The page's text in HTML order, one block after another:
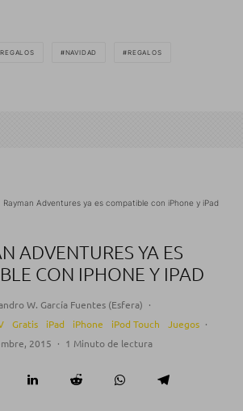
NAVIDAD REGALOS
Rayman Adventures ya es compatible con iPhone y iPad
ADVENTURES YA ES
CON IPHONE Y IPAD
W. García Fuentes (Esfera) ·
Gratis iPad iPhone iPod Touch Juegos ·
2015 · 1 Minuto de lectura